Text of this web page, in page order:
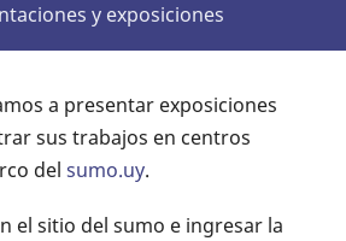
y exposiciones
a presentar exposiciones
sus trabajos en centros
del sumo.uy.
el sitio del sumo e ingresar la